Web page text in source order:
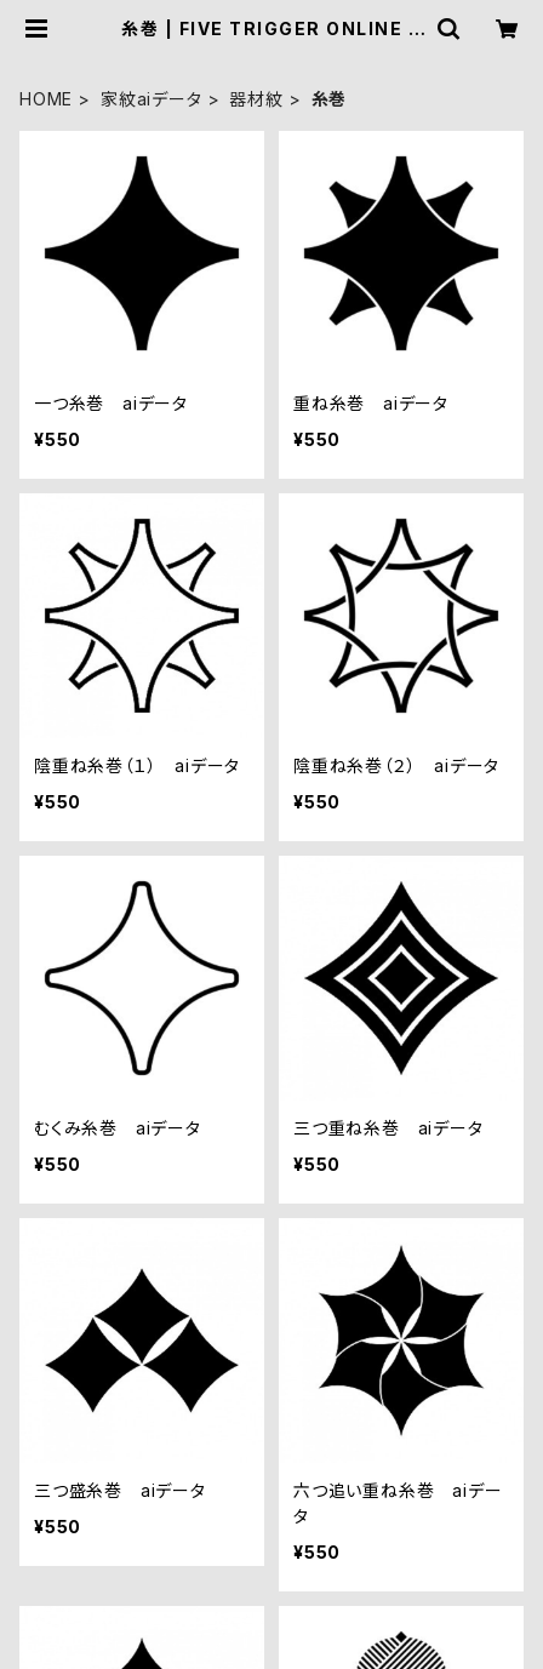
糸巻 | FIVE TRIGGER ONLINE S
HOME 家紋aiデータ 器材紋 糸巻
一つ糸巻 aiデータ
¥550
重ね糸巻 aiデータ
¥550
陰重ね糸巻（１） aiデータ
¥550
陰重ね糸巻（２） aiデータ
¥550
むくみ糸巻 aiデータ
¥550
三つ重ね糸巻 aiデータ
¥550
三つ盛糸巻 aiデータ
¥550
六つ追い重ね糸巻 aiデー
タ
¥550